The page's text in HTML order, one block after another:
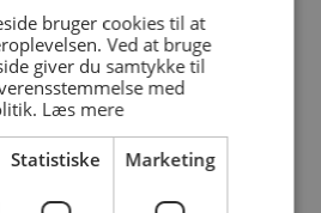
arkivering o.l.
og sikkerhedsmøder
og byggemøder
samt reviderede
bruger cookies til at
Ved at bruge
giver du samtykke til
med
Læs mere
Statistiske Marketing